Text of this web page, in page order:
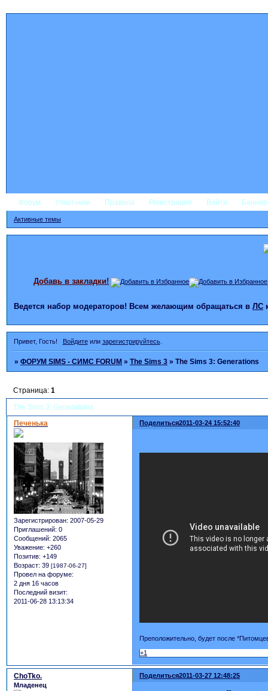
Форум Участники Правила Регистрация Войти
Активные темы
Добавь в закладки!
Ведется набор модераторов! Всем желающим обращаться в ЛС
Привет, Гость! Войдитеили зарегистрируйтесь.
»ФОРУМ SIMS - СИМС FORUM »The Sims 3 »The Sims 3: Generations
The Sims 3: Generations
Страница:1
Поделиться2011-03-24 15:52:40
Печенька
Зарегистрирован: 2007-05-29
Приглашений: 0
Сообщений: 2065
Уважение: +260
Позитив: +149
Возраст: 39 [1987-06-27]
Провел на форуме:
2 дня 16 часов
Последний визит:
2011-06-28 13:13:34
Преположительно, будет после
+1
Поделиться2011-03-27 12:48:25
ChoTko.
Младенец